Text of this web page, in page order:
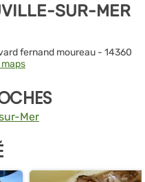
SUR-MER
fernand moureau - 14360
Mer